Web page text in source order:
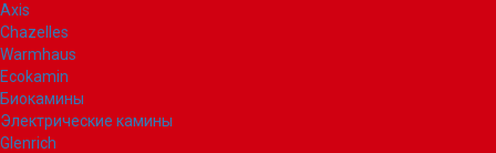
Axis
Chazelles
Warmhaus
Ecokamin
Биокамины
Электрические камины
Glenrich